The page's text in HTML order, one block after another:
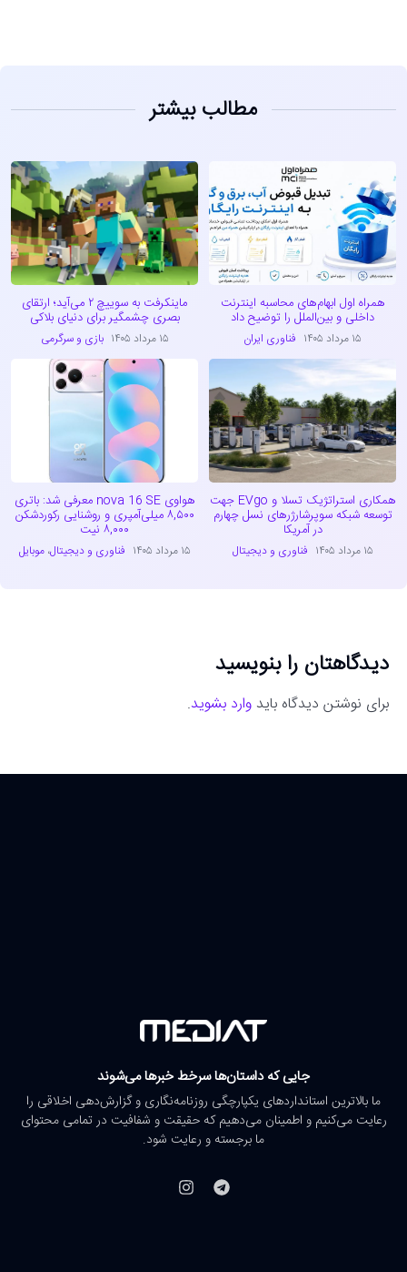
مطالب بیشتر
همراه اول ابهام‌های محاسبه اینترنت
داخلی و بین‌الملل را توضیح داد
۱۵ مرداد ۱۴۰۵ فناوری ایران
ماینکرفت به سوییچ ۲ می‌آید؛ ارتقای
بصری چشمگیر برای دنیای بلاکی
۱۵ مرداد ۱۴۰۵ بازی و سرگرمی
همکاری استراتژیک تسلا و EVgo جهت
توسعه شبکه سوپرشارژرهای نسل چهارم
در آمریکا
۱۵ مرداد ۱۴۰۵ فناوری و دیجیتال
هواوی nova 16 SE معرفی شد: باتری
۸,۵۰۰ میلی‌آمپری و روشنایی رکوردشکن
۸,۰۰۰ نیت
۱۵ مرداد ۱۴۰۵ فناوری و دیجیتال،موبایل
دیدگاهتان را بنویسید
برای نوشتن دیدگاه باید وارد بشوید.
جایی که داستان‌ها سرخط خبرها می‌شوند
ما بالاترین استانداردهای یکپارچگی روزنامه‌نگاری و گزارش‌دهی اخلاقی را
رعایت می‌کنیم و اطمینان می‌دهیم که حقیقت و شفافیت در تمامی محتوای
ما برجسته و رعایت شود.